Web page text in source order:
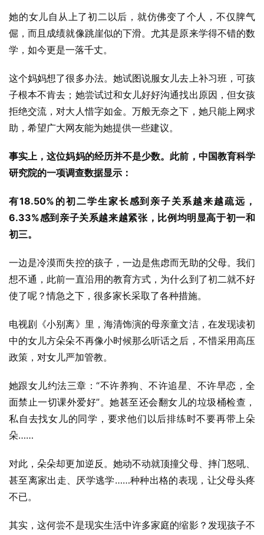
她的女儿自从上了初二以后，就仿佛变了个人，不仅脾气
倔，而且成绩就像跳崖似的下滑。尤其是原来学得不错的数
学，如今更是一落千丈。
这个妈妈想了很多办法。她试图说服女儿去上补习班，可孩
子根本不肯去；她尝试过和女儿好好沟通找出原因，但女孩
拒绝交流，对大人惜字如金。万般无奈之下，她只能上网求
助，希望广大网友能为她提供一些建议。
事实上，这位妈妈的经历并不是少数。此前，中国教育科学
研究院的一项调查数据显示：
有18.50%的初二学生家长感到亲子关系越来越疏远，
6.33%感到亲子关系越来越紧张，比例均明显高于初一和
初三。
一边是冷漠而失控的孩子，一边是焦虑而无助的父母。我们
想不通，此前一直沿用的教育方式，为什么到了初二就不好
使了呢？情急之下，很多家长采取了各种措施。
电视剧《小别离》里，海清饰演的母亲童文洁，在发现读初
中的女儿方朵朵不再像小时候那么听话之后，不惜采用高压
政策，对女儿严加管教。
她跟女儿约法三章：“不许养狗、不许追星、不许早恋，全
面禁止一切课外爱好”。她甚至还会翻女儿的垃圾桶检查，
私自去找女儿的同学，要求他们以后排练时不要再带上朵
朵……
对此，朵朵却更加逆反。她动不动就顶撞父母、摔门怒吼、
甚至离家出走、厌学逃学……种种出格的表现，让父母头疼
不已。
其实，这何尝不是现实生活中许多家庭的缩影？发现孩子不